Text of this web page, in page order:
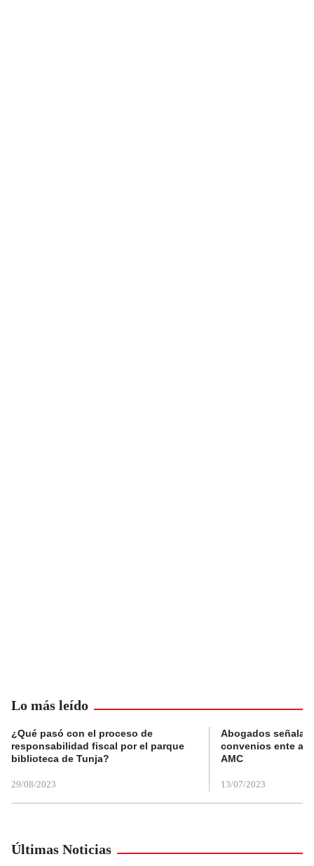
Lo más leído
¿Qué pasó con el proceso de
responsabilidad fiscal por el parque
biblioteca de Tunja?
29/08/2023
Abogados
convenios ente
AMC
13/07/2023
Últimas Noticias